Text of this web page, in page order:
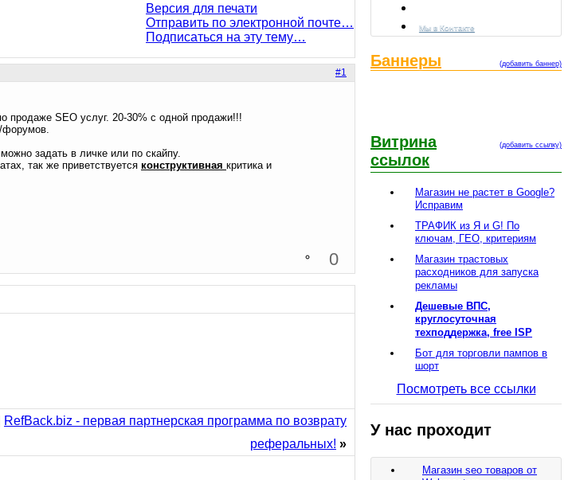
Версия для печати
Отправить по электронной почте…
Подписаться на эту тему…
#1
SEO услуг. 20-30% с одной продажи!!!
форумов.
задать в личке или по скайпу.
так же приветствуется конструктивная критика и
0
RefBack.biz - первая партнерская программа по возврату
реферальных! »
Мы в Контакте
(добавить баннер)
Баннеры
(добавить ссылку)
Витрина
ссылок
Магазин не растет в Google?
Исправим
ТРАФИК из Я и G! По
ключам, ГЕО, критериям
Магазин трастовых
расходников для запуска
рекламы
Дешевые ВПС,
круглосуточная
техподдержка, free ISP
Бот для торговли пампов в
шорт
Посмотреть все ссылки
У нас проходит
Магазин seo товаров от